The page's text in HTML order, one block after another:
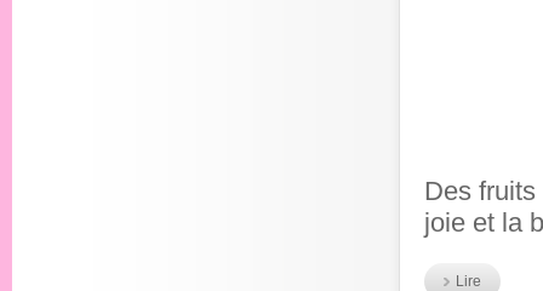
Des
joie et la
Lire